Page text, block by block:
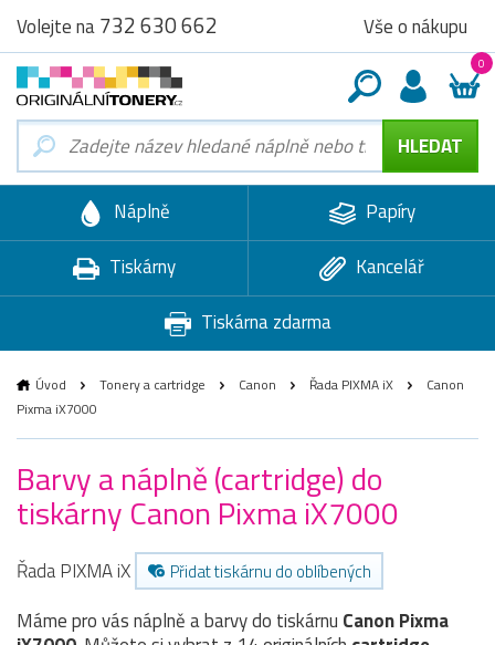
Volejte na732 630 662 Vše o nákupu
0
Náplně
Papíry
Tiskárny
Kancelář
Tiskárna zdarma
Úvod Tonery a cartridge Canon Řada PIXMA iX
Canon
Pixma iX7000
Barvy a náplně (cartridge) do
tiskárny Canon Pixma iX7000
Řada PIXMA iX Přidat tiskárnu do oblíbených
Máme pro vás náplně a barvy do tiskárnu Canon Pixma